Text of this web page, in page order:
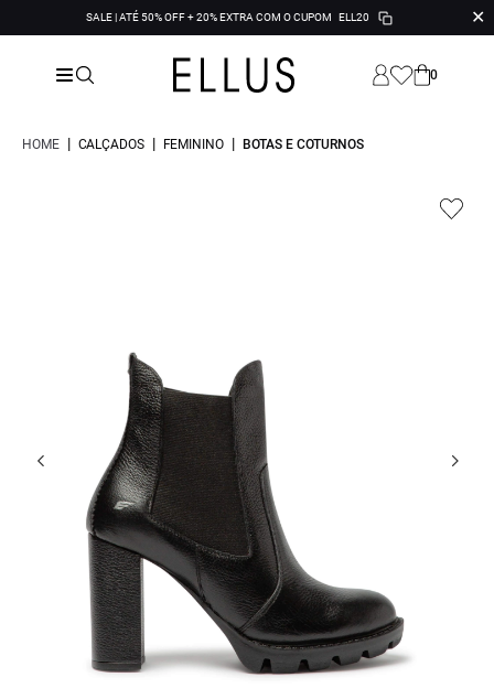
SALE | ATÉ 50% OFF + 20% EXTRA COM O CUPOM ELL20 ✕
0
HOME | CALÇADOS | FEMININO | BOTAS E COTURNOS